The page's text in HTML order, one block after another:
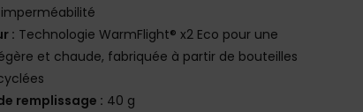
: Technologie WarmFlight® x2 Eco pour une
et chaude, fabriquée à partir de bouteilles
remplissage : 40 g